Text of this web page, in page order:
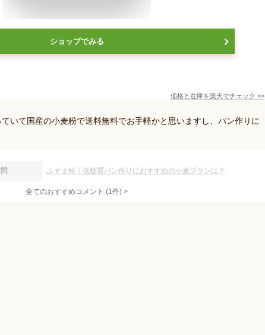
ショップでみる
価格と在庫を楽天でチェック >>
いて国産の小麦粉で送料無料でお手軽かと思いますし、パン作りに
ふすま粉｜低糖質パン作りにおすすめの小麦ブランは？
全てのおすすめコメント (1件) >